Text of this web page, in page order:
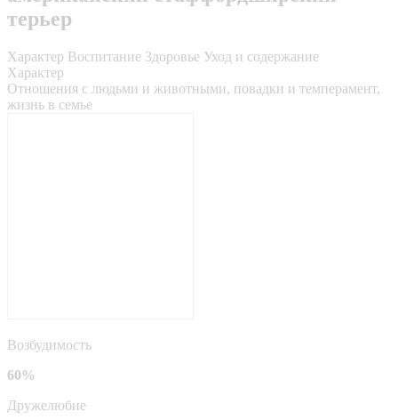
терьер
Характер Воспитание Здоровье Уход и содержание
Характер
Отношения с людьми и животными, повадки и темперамент,
жизнь в семье
Возбудимость
60%
Дружелюбие